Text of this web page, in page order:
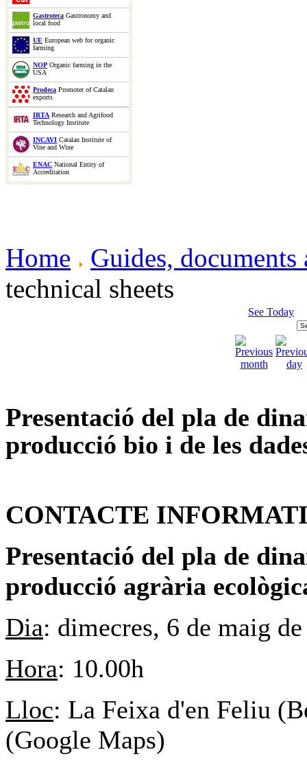
Gastroteca Gastronomy and
local food
UE European web for organic
farming
NOP Organic farming in the
USA
Prodeca Promoter of Catalan
exports
IRTA Research and Agrifood
Technology Institute
INCAVI Catalan Institute of
Vine and Wine
ENAC National Entity of
Accreditation
Home
Guides, documents
technical sheets
See Today
Presentació del pla de
producció bio i de les
CONTACTE
Presentació del pla de
producció agrària
Dia: dimecres, 6 de maig
Hora: 10.00h
Lloc: La Feixa d'en Feliu
(Google Maps)